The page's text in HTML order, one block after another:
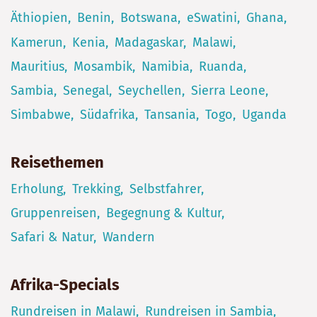
Äthiopien Benin Botswana eSwatini
Ghana
Kamerun
Kenia Madagaskar
Malawi
Mauritius
Mosambik Namibia
Ruanda
Sambia
Senegal Seychellen
Sierra Leone
Simbabwe
Südafrika Tansania Togo Uganda
Reisethemen
Erholung Trekking Selbstfahrer
Gruppenreisen
Begegnung & Kultur
Safari & Natur Wandern
Afrika-Specials
Rundreisen in Malawi Rundreisen in Sambia